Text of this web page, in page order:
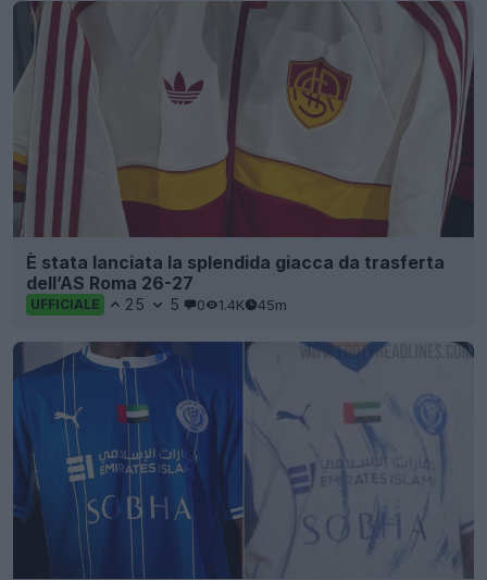
È stata lanciata la splendida giacca da trasferta
dell’AS Roma 26-27
UFFICIALE 25 5 0 1.4K 45m